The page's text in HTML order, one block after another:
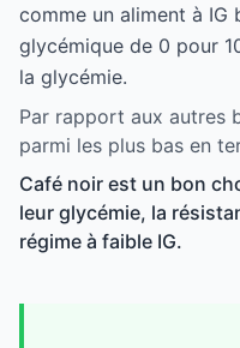
comme un aliment à IG
glycémique de 0 pour
la glycémie.
Par rapport aux autres
parmi les plus bas en
Café noir est un bon
leur glycémie, la
régime à faible IG.